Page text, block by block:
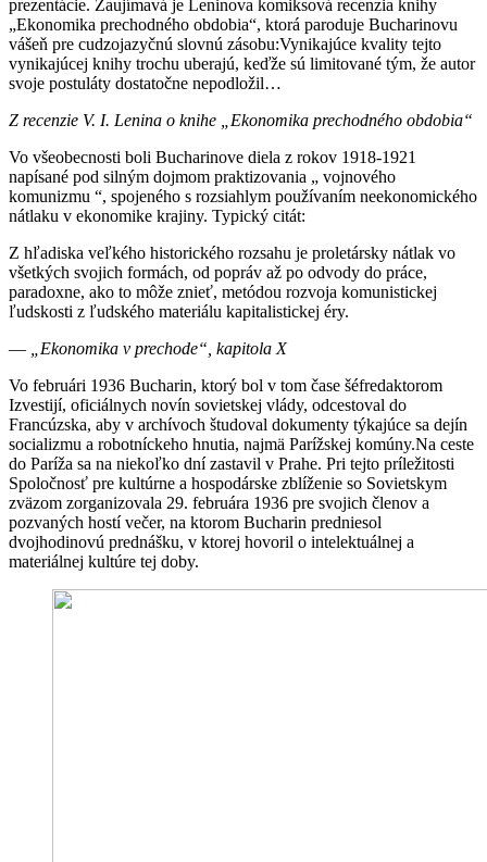
prezentácie. Zaujímavá je Leninova komiksová recenzia knihy
„Ekonomika prechodného obdobia“, ktorá paroduje Bucharinovu
vášeň pre cudzojazyčnú slovnú zásobu:Vynikajúce kvality tejto
vynikajúcej knihy trochu uberajú, keďže sú limitované tým, že autor
svoje postuláty dostatočne nepodložil…
Z recenzie V. I. Lenina o knihe „Ekonomika prechodného obdobia“
Vo všeobecnosti boli Bucharinove diela z rokov 1918-1921
napísané pod silným dojmom praktizovania „ vojnového
komunizmu “, spojeného s rozsiahlym používaním neekonomického
nátlaku v ekonomike krajiny. Typický citát:
Z hľadiska veľkého historického rozsahu je proletársky nátlak vo
všetkých svojich formách, od popráv až po odvody do práce,
paradoxne, ako to môže znieť, metódou rozvoja komunistickej
ľudskosti z ľudského materiálu kapitalistickej éry.
—
„Ekonomika v prechode“, kapitola X
Vo februári 1936 Bucharin, ktorý bol v tom čase šéfredaktorom
Izvestijí, oficiálnych novín sovietskej vlády, odcestoval do
Francúzska, aby v archívoch študoval dokumenty týkajúce sa dejín
socializmu a robotníckeho hnutia, najmä Parížskej komúny.Na ceste
do Paríža sa na niekoľko dní zastavil v Prahe. Pri tejto príležitosti
Spoločnosť pre kultúrne a hospodárske zblíženie so Sovietskym
zväzom zorganizovala 29. februára 1936 pre svojich členov a
pozvaných hostí večer, na ktorom Bucharin predniesol
dvojhodinovú prednášku, v ktorej hovoril o intelektuálnej a
materiálnej kultúre tej doby.